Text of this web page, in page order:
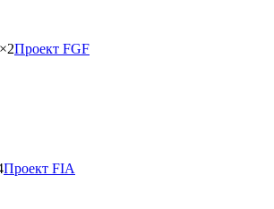
Проект FGF
Проект FIA